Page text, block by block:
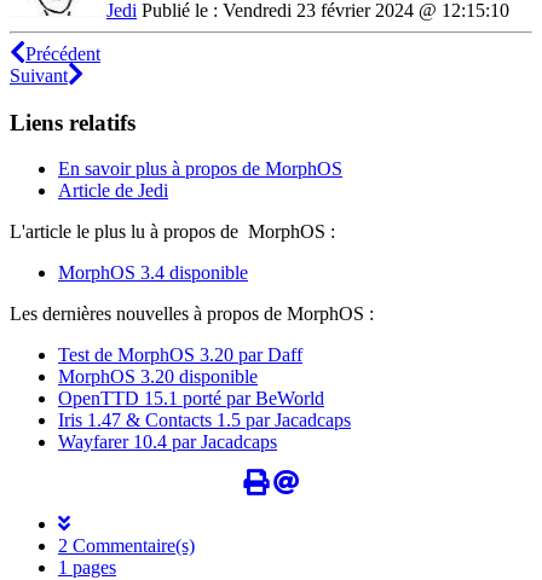
Jedi Publié le : Vendredi 23 février 2024 @ 12:15:10
Précédent
Suivant
Liens relatifs
En savoir plus à propos de MorphOS
Article de Jedi
L'article le plus lu à propos de MorphOS :
MorphOS 3.4 disponible
Les dernières nouvelles à propos de MorphOS :
Test de MorphOS 3.20 par Daff
MorphOS 3.20 disponible
OpenTTD 15.1 porté par BeWorld
Iris 1.47 & Contacts 1.5 par Jacadcaps
Wayfarer 10.4 par Jacadcaps
2 Commentaire(s)
1 pages